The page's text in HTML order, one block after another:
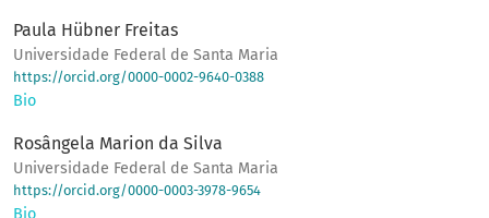
Paula Hübner Freitas
Universidade Federal de Santa Maria
https://orcid.org/0000-0002-9640-0388
Bio
Rosângela Marion da Silva
Universidade Federal de Santa Maria
https://orcid.org/0000-0003-3978-9654